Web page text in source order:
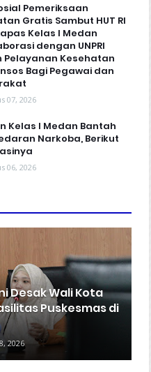
Pemeriksaan
Gratis Sambut HUT RI
Kelas I Medan
dengan UNPRI
Pelayanan Kesehatan
Bagi Pegawai dan
07, 2026
Kelas I Medan Bantah
Narkoba, Berikut
06, 2026
Desak Wali Kota
Puskesmas di
2026